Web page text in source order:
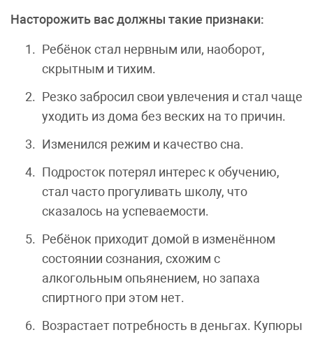
Насторожить вас должны такие признаки:
Ребёнок стал нервным или, наоборот,
скрытным и тихим.
Резко забросил свои увлечения и стал чаще
уходить из дома без веских на то причин.
Изменился режим и качество сна.
Подросток потерял интерес к обучению,
стал часто прогуливать школу, что
сказалось на успеваемости.
Ребёнок приходит домой в изменённом
состоянии сознания, схожим с
алкогольным опьянением, но запаха
спиртного при этом нет.
Возрастает потребность в деньгах. Купюры